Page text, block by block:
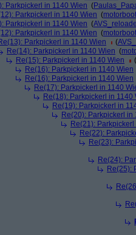
Parkpickerl in 1140 Wien (
Parkpickerl in 1140 Wien (motorboot
Parkpickerl in 1140 Wien (
Parkpickerl in 1140 Wien (motorboot
Parkpickerl in 1140 Wien
(
Re(14): Parkpickerl in 1140 Wien (
Re(15): Parkpickerl in 1140 Wien
(
Re(16): Parkpickerl in 1140 Wien
Re(16): Parkpickerl in 1140 Wien
Re(17): Parkpickerl in 1140
Re(18): Parkpickerl in 1140
Re(19): Parkpickerl in
Re(20): Parkpickerl in
Re(21):
Re(22):
Re(23):
Re(24):
Re(25):